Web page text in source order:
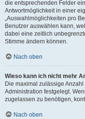
die entsprechenden Felder
Antwortmöglichkeit in einer
„Auswahlmöglichkeiten pro
Benutzer auswählen kann,
dabei eine zeitlich
Stimme ändern können.
Nach oben
Wieso kann ich nicht mehr
Die maximal zulässige
Administration festgelegt.
zugelassen zu benötigen,
Nach oben